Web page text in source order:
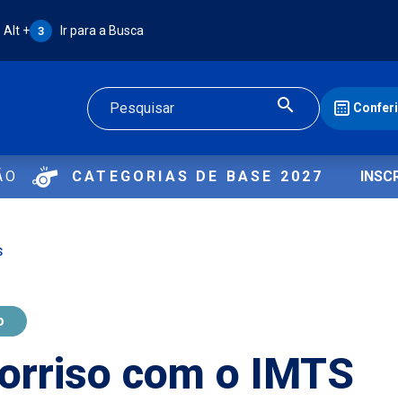
Atalho Alt + 3:
Alt + 3 Ir para a Busca
Buscar
CATEGORIAS DE BASE 2027
com o IMTS